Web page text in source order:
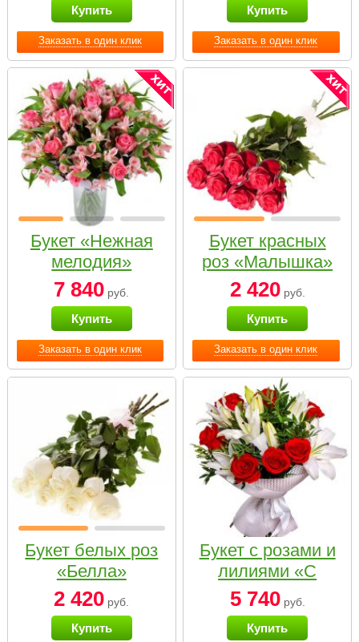
Заказать в один клик
Купить
Заказать в один клик
Купить
Заказать в один клик
Букет «Нежная
мелодия»
7 840 руб.
Купить
Заказать в один клик
Букет красных
роз «Малышка»
2 420руб.
Купить
Букет белых роз
«Белла»
2 420 руб.
Купить
Букет с розами и
лилиями «С
наилучшими
пожеланиями»
5 740руб.
Купить